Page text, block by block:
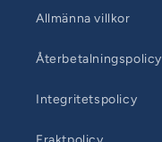
Allmänna villkor
Återbetalningspolicy
Integritetspolicy